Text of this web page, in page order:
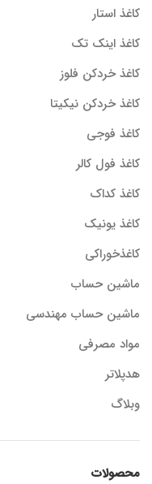
کاغذ استار
کاغذ اینک تک
کاغذ خردکن فلوز
کاغذ خردکن نیکیتا
کاغذ فوجی
کاغذ فول کالر
کاغذ کداک
کاغذ یونیک
کاغذخوراکی
ماشین حساب
ماشین حساب مهندسی
مواد مصرفی
هدپلاتر
وبلاگ
محصولات